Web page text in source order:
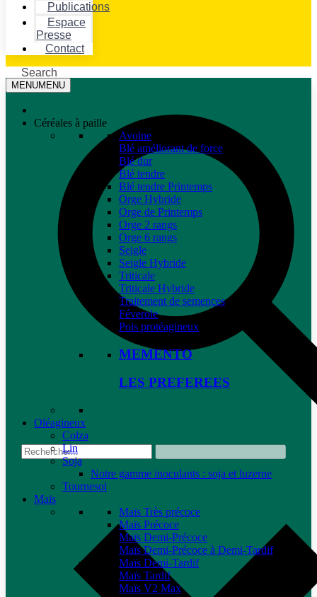
Publications
Espace
Presse
Contact
Search
MENUMENU
Céréales à paille
Avoine
Blé améliorant de force
Blé dur
Blé tendre
Blé tendre Printemps
Orge Hybride
Orge de Printemps
Orge 2 rangs
Orge 6 rangs
Seigle
Seigle Hybride
Triticale
Triticale Hybride
Traitement de semences
Féverole
Pois protéagineux
MEMENTO
LES PREFEREES
Oléagineux
Colza
Lin
Soja
Notre gamme inoculants : soja et luzerne
Tournesol
Maïs
Maïs Très précoce
Maïs Précoce
Maïs Demi-Précoce
Maïs Demi-Précoce à Demi-Tardif
Maïs Demi-Tardif
Maïs Tardif
Maïs V2 Max